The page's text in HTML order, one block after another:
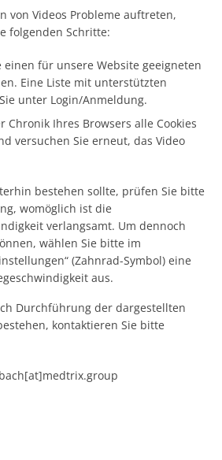
von Videos Probleme auftreten,
folgenden Schritte:
einen für unsere Website geeigneten
Eine Liste mit unterstützten
unter Login/Anmeldung.
Chronik Ihres Browsers alle Cookies
versuchen Sie erneut, das Video
bestehen sollte, prüfen Sie bitte
womöglich ist die
verlangsamt. Um dennoch
wählen Sie bitte im
(Zahnrad-Symbol) eine
aus.
Durchführung der dargestellten
kontaktieren Sie bitte